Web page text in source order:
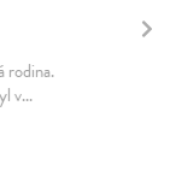
rodina.
v...